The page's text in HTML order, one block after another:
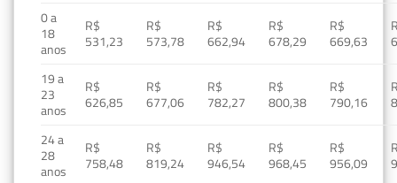
0 a
18
anos
R$
531,23
R$
573,78
R$
662,94
R$
678,29
R$
669,63
19 a
23
anos
R$
626,85
R$
677,06
R$
782,27
R$
800,38
R$
790,16
24 a
28
anos
R$
758,48
R$
819,24
R$
946,54
R$
968,45
R$
956,09